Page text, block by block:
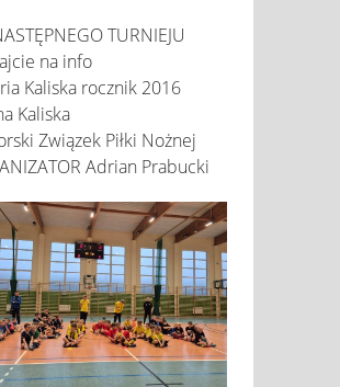
TURNIEJU
na info
Kaliska rocznik 2016
Kaliska
Związek Piłki Nożnej
Adrian Prabucki